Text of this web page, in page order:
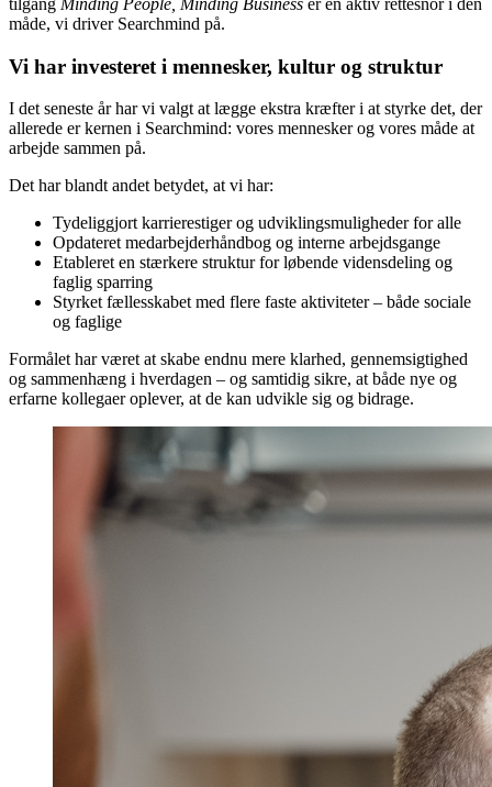
forretningsmæssig prioritet.
Vi tror på, at glade medarbejdere skaber glade kunder – og vores
måde, vi driver Searchmind på.
Vi har investeret i mennesker, kultur og struktur
I det seneste år har vi valgt at lægge ekstra kræfter i at styrke det, der
allerede er kernen i Searchmind: vores mennesker og vores måde at
arbejde sammen på.
Det har blandt andet betydet, at vi har:
Tydeliggjort karrierestiger og udviklingsmuligheder for alle
Opdateret medarbejderhåndbog og interne arbejdsgange
Etableret en stærkere struktur for løbende vidensdeling og
faglig sparring
Styrket fællesskabet med flere faste aktiviteter – både sociale
og faglige
Formålet har været at skabe endnu mere klarhed, gennemsigtighed
og sammenhæng i hverdagen – og samtidig sikre, at både nye og
erfarne kollegaer oplever, at de kan udvikle sig og bidrage.